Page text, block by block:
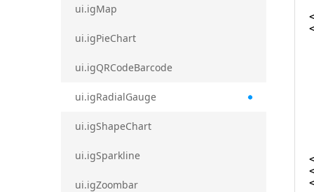
ui.igMap
ui.igPieChart
ui.igQRCodeBarcode
ui.igRadialGauge
ui.igShapeChart
ui.igSparkline
ui.igZoombar